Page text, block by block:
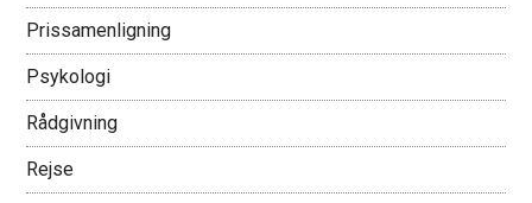
Prissamenligning
Psykologi
Rådgivning
Rejse